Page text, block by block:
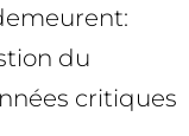
du
critiques